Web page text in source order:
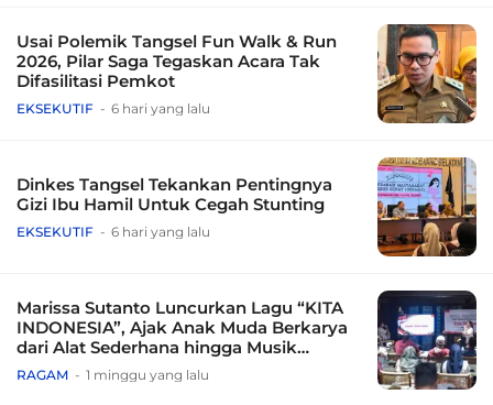
Usai Polemik Tangsel Fun Walk & Run
2026, Pilar Saga Tegaskan Acara Tak
Difasilitasi Pemkot
EKSEKUTIF 6 hari yang lalu
Dinkes Tangsel Tekankan Pentingnya
Gizi Ibu Hamil Untuk Cegah Stunting
EKSEKUTIF 6 hari yang lalu
Marissa Sutanto Luncurkan Lagu “KITA
INDONESIA”, Ajak Anak Muda Berkarya
dari Alat Sederhana hingga Musik
Tradisional
RAGAM 1 minggu yang lalu